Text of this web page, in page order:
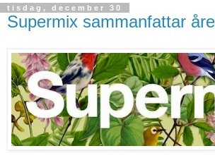
tisdag, december 30
Supermix sammanfattar